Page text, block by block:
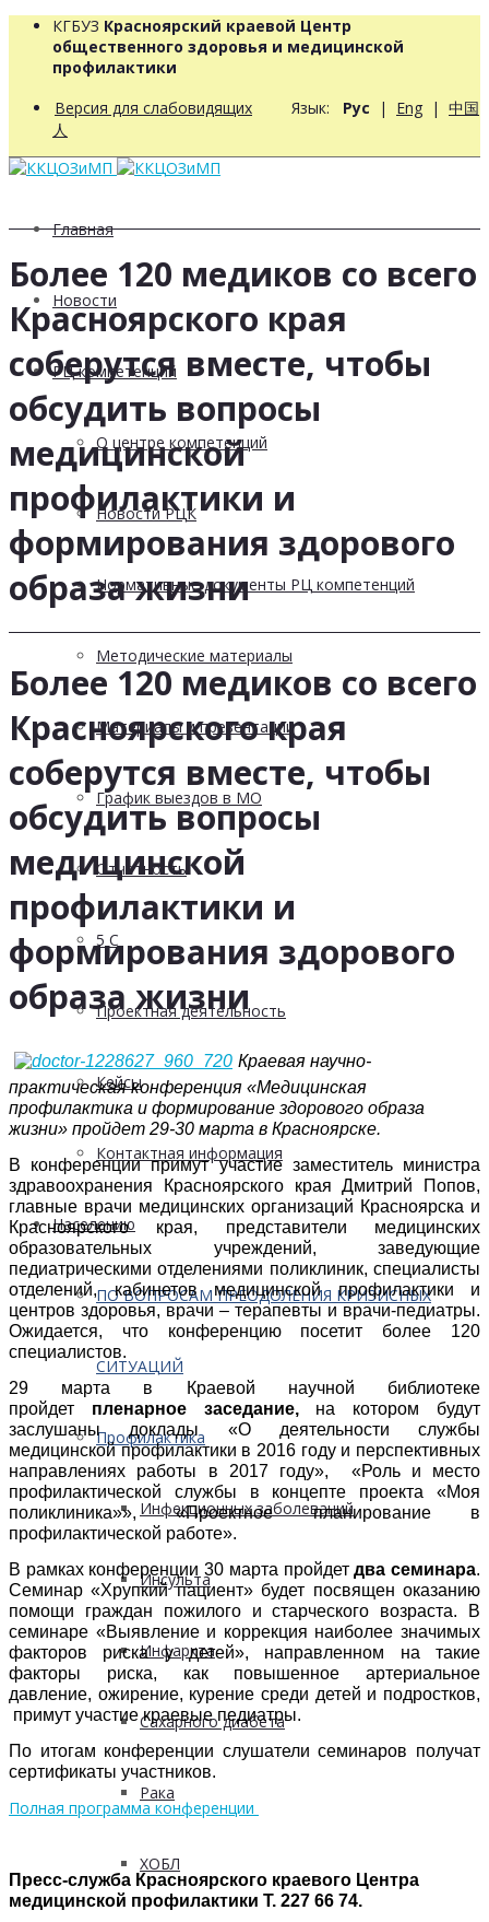
КГБУЗ Красноярский краевой Центр
общественного здоровья и медицинской
профилактики
Версия для слабовидящих Язык: Рус | Eng | 中国
人
Главная
Новости
РЦ компетенций
О центре компетенций
Новости РЦК
Нормативные документы РЦ компетенций
Методические материалы
Материалы и презентации
График выездов в МО
Отчетность
5 С
Проектная деятельность
Кейсы
Контактная информация
Населению
ПО ВОПРОСАМ ПРЕОДОЛЕНИЯ КРИЗИСНЫХ
СИТУАЦИЙ
Профилактика
Инфекционных заболеваний
Инсульта
Инфаркта
Сахарного диабета
Рака
ХОБЛ
Более 120 медиков со всего
Красноярского края
соберутся вместе, чтобы
обсудить вопросы
медицинской
профилактики и
формирования здорового
образа жизни
Более 120 медиков со всего
Красноярского края
соберутся вместе, чтобы
обсудить вопросы
медицинской
профилактики и
формирования здорового
образа жизни
Краевая научно-
практическая конференция «Медицинская
профилактика и формирование здорового образа
жизни» пройдет 29-30 марта в Красноярске.
В конференции примут участие заместитель министра
здравоохранения Красноярского края Дмитрий Попов,
главные врачи медицинских организаций Красноярска и
Красноярского края, представители медицинских
образовательных учреждений, заведующие
педиатрическими отделениями поликлиник, специалисты
отделений, кабинетов медицинской профилактики и
центров здоровья, врачи – терапевты и врачи-педиатры.
Ожидается, что конференцию посетит более 120
специалистов.
29 марта в Краевой научной библиотеке
пройдет пленарное заседание,на котором будут
заслушаны доклады «О деятельности службы
медицинской профилактики в 2016 году и перспективных
направлениях работы в 2017 году», «Роль и место
профилактической службы в концепте проекта «Моя
поликлиника»», «Проектное планирование в
профилактической работе».
В рамках конференции 30 марта пройдетдва семинара.
Семинар «Хрупкий пациент» будет посвящен оказанию
помощи граждан пожилого и старческого возраста. В
семинаре «Выявление и коррекция наиболее значимых
факторов риска у детей», направленном на такие
факторы риска, как повышенное артериальное
давление, ожирение, курение среди детей и подростков,
примут участие краевые педиатры.
По итогам конференции слушатели семинаров получат
сертификаты участников.
Полная программа конференции
Пресс-служба Красноярского краевого Центра
медицинской профилактики Т. 227 66 74.